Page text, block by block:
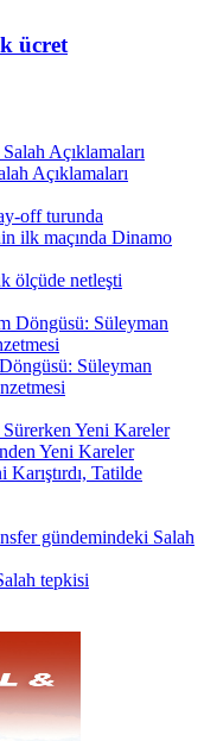
ücret
Açıklamaları
ölçüde netleşti
Süleyman
Tatilde
tepkisi